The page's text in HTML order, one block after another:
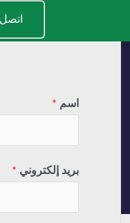
اتصل
اسم *
بريد إلكتروني *